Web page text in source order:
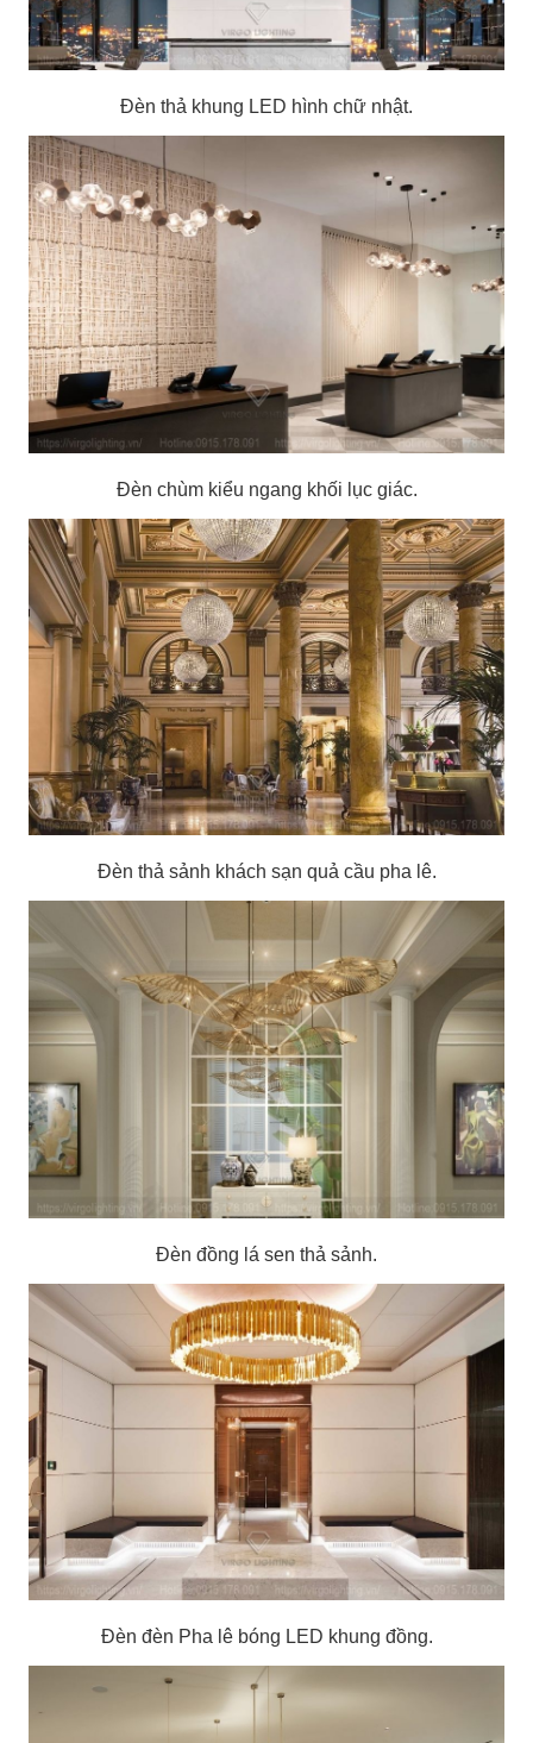
Đèn thả khung LED hình chữ nhật.
Đèn chùm kiểu ngang khối lục giác.
Đèn thả sảnh khách sạn quả cầu pha lê.
Đèn đồng lá sen thả sảnh.
Đèn đèn Pha lê bóng LED khung đồng.